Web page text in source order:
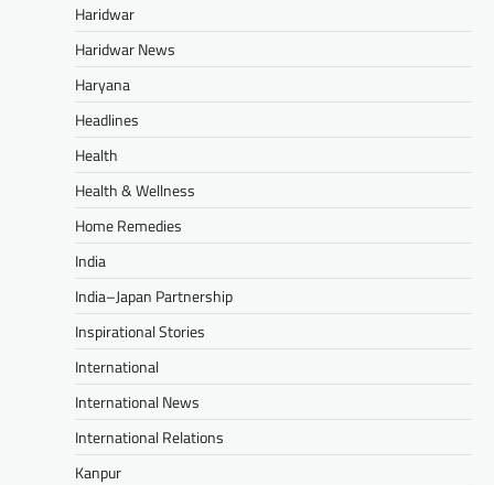
Haridwar
Haridwar News
Haryana
Headlines
Health
Health & Wellness
Home Remedies
India
India–Japan Partnership
Inspirational Stories
International
International News
International Relations
Kanpur